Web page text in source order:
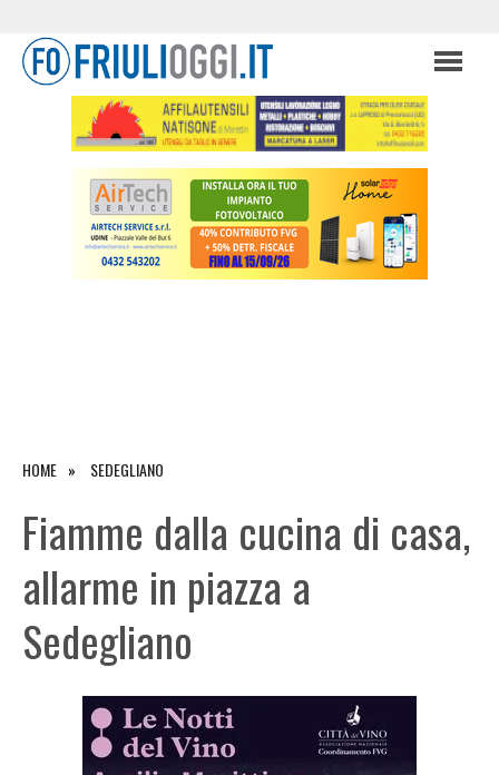
HOME SEDEGLIANO
Fiamme dalla cucina di casa,
allarme in piazza a
Sedegliano